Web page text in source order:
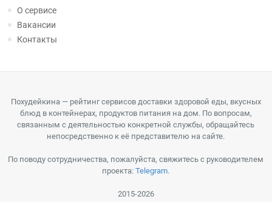
О сервисе
Вакансии
Контакты
Похудейкина — рейтинг сервисов доставки здоровой еды, вкусных
блюд в контейнерах, продуктов питания на дом. По вопросам,
связанным с деятельностью конкретной службы, обращайтесь
непосредственно к её представителю на сайте.
По поводу сотрудничества, пожалуйста, свяжитесь с руководителем
проекта:Telegram.
2015-2026